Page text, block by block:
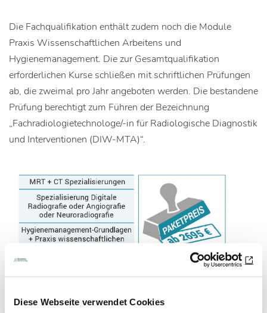
Diese Webseite verwendet Cookies
Die Fachqualifikation enthält zudem noch die Module
Praxis Wissenschaftlichen Arbeitens und
Hygienemanagement. Die zur Gesamtqualifikation
erforderlichen Kurse schließen mit schriftlichen Prüfungen
ab, die zweimal pro Jahr angeboten werden. Die bestandene
Prüfung berechtigt zum Führen der Bezeichnung
„Fachradiologietechnologe/-in für Radiologische Diagnostik
und Interventionen (DIW-MTA)“.